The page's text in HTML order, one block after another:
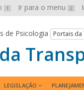
1 Ir para o menu 2
de Psicologia Portais da
LEGISLAÇÃO